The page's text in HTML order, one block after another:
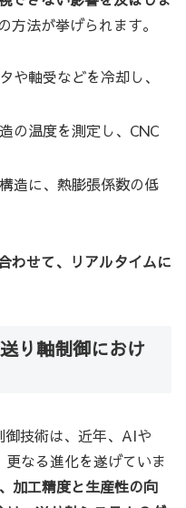
方法が挙げられます。
や軸受などを冷却し、
の温度を測定し、CNC
造に、熱膨張係数の低
わせて、リアルタイムに
り軸制御におけ
技術は、近年、AIや
なる進化を遂げていま
加工精度と生産性の向